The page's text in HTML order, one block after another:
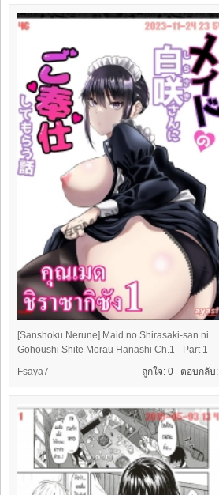
[Sanshoku Nerune] Maid no Shirasaki-san ni
Gohoushi Shite Morau Hanashi Ch.1 - Part 1
ถูกใจ: 0 ตอบกลับ:
Fsaya7